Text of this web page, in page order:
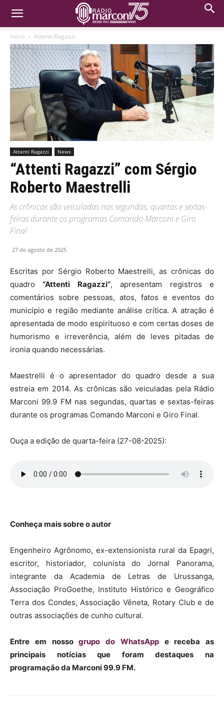
Início Attenti Ragazzi
Attenti Ragazzi News
“Attenti Ragazzi” com Sérgio
Roberto Maestrelli
As crônicas são veiculadas nas segundas, quartas e sextas-
feiras durante os programas Comando Marconi e Giro
Final
27 de agosto de 2025
Escritas por Sérgio Roberto Maestrelli, as crônicas do
quadro“Attenti Ragazzi”, apresentam registros e
comentários sobre pessoas, atos, fatos e eventos do
município e região mediante análise crítica. A atração é
apresentada de modo espirituoso e com certas doses de
humorismo e irreverência, além de leves pitadas de
ironia quando necessárias.
Maestrelli é o apresentador do quadro desde a sua
estreia em 2014. As crônicas são veiculadas pela Rádio
Marconi 99.9 FM nas segundas, quartas e sextas-feiras
durante os programas Comando Marconi e Giro Final.
Ouça a edição de quarta-feira (27-08-2025):
Conheça mais sobre o autor
Engenheiro Agrônomo, ex-extensionista rural da Epagri,
escritor, historiador, colunista do Jornal Panorama,
integrante da Academia de Letras de Urussanga,
Associação ProGoethe, Instituto Histórico e Geográfico
Terra dos Condes, Associação Vêneta, Rotary Club e de
outras associações de cunho cultural.
Entre em nossogrupo do WhatsApp e receba as
principais notícias que foram destaques na
programação da Marconi 99.9 FM.